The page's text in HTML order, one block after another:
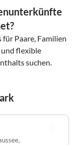
Paare, Familien
flexible
suchen.
,